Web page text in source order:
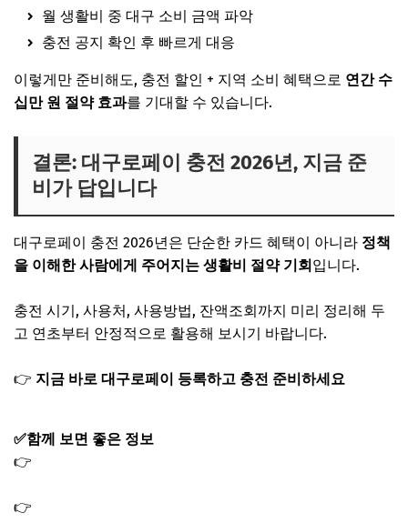
월 생활비 중 대구 소비 금액 파악
충전 공지 확인 후 빠르게 대응
이렇게만 준비해도, 충전 할인 + 지역 소비 혜택으로 연간 수
십만 원 절약 효과를 기대할 수 있습니다.
결론: 대구로페이 충전 2026년, 지금 준
비가 답입니다
대구로페이 충전 2026년은 단순한 카드 혜택이 아니라 정책
을 이해한 사람에게 주어지는 생활비 절약 기회 입니다.
충전 시기, 사용처, 사용방법, 잔액조회까지 미리 정리해 두
고 연초부터 안정적으로 활용해 보시기 바랍니다.
👉 지금 바로 대구로페이 등록하고 충전 준비하세요
✅함께 보면 좋은 정보
👉
👉